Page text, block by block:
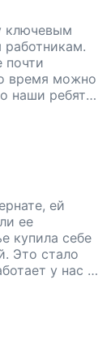
ключевым
время можно
наши ребята
полезными,
с
тут
в
ей
ее
купила себе
Это стало
у нас в
зарплату.
и летом с
а Кристина